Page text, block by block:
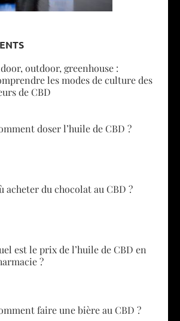
outdoor, greenhouse :
les modes de culture des
de CBD
doser l’huile de CBD ?
acheter du chocolat au CBD ?
est le prix de l’huile de CBD en
?
faire une bière au CBD ?